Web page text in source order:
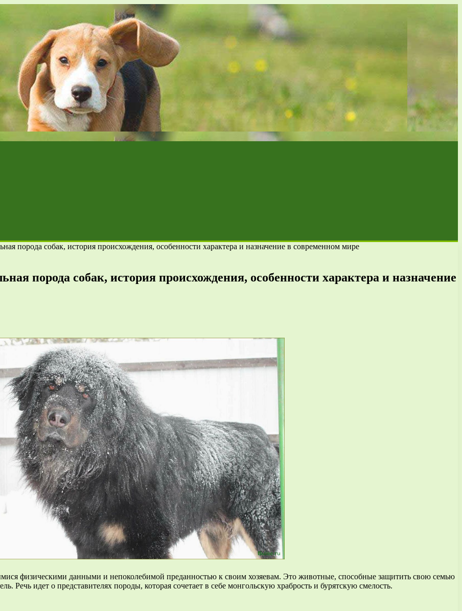
порода собак, история происхождения, особенности характера и назначение в современном мире
порода собак, история происхождения, особенности характера и назначение
физическими данными и непоколебимой преданностью к своим хозяевам. Это животные, способные защитить свою семью
Речь идет о представителях породы, которая сочетает в себе монгольскую храбрость и бурятскую смелость.